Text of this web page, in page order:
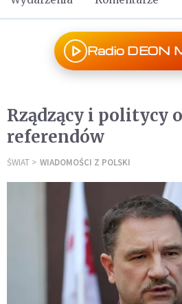
Radio DEON
Rządzący i politycy
referendów
ŚWIAT WIADOMOŚCI Z POLSKI